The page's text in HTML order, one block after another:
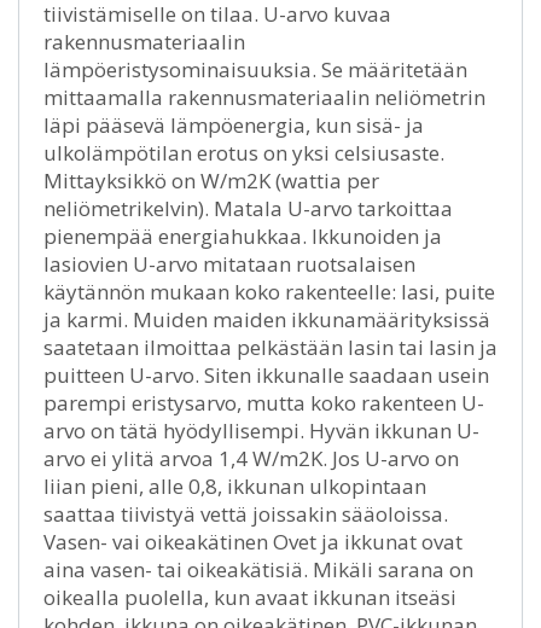
tiivistämiselle on tilaa. U-arvo kuvaa
rakennusmateriaalin
lämpöeristysominaisuuksia. Se määritetään
mittaamalla rakennusmateriaalin neliömetrin
läpi pääsevä lämpöenergia, kun sisä- ja
ulkolämpötilan erotus on yksi celsiusaste.
Mittayksikkö on W/m2K (wattia per
neliömetrikelvin). Matala U-arvo tarkoittaa
pienempää energiahukkaa. Ikkunoiden ja
lasiovien U-arvo mitataan ruotsalaisen
käytännön mukaan koko rakenteelle: lasi, puite
ja karmi. Muiden maiden ikkunamäärityksissä
saatetaan ilmoittaa pelkästään lasin tai lasin ja
puitteen U-arvo. Siten ikkunalle saadaan usein
parempi eristysarvo, mutta koko rakenteen U-
arvo on tätä hyödyllisempi. Hyvän ikkunan U-
arvo ei ylitä arvoa 1,4 W/m2K. Jos U-arvo on
liian pieni, alle 0,8, ikkunan ulkopintaan
saattaa tiivistyä vettä joissakin sääoloissa.
Vasen- vai oikeakätinen Ovet ja ikkunat ovat
aina vasen- tai oikeakätisiä. Mikäli sarana on
oikealla puolella, kun avaat ikkunan itseäsi